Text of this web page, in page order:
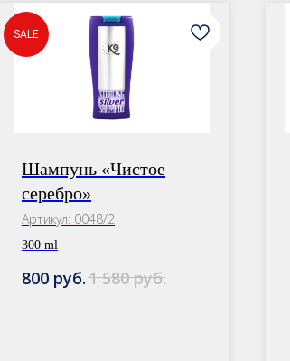
SALE
Шампунь «Чистое
серебро»
Артикул: 0048/2
300 ml
800 руб.1 580 руб.